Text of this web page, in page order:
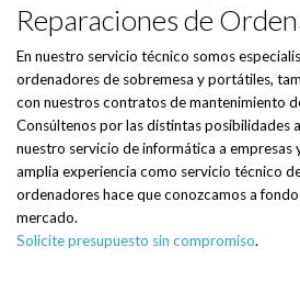
Reparaciones de
En nuestro servicio técnico somos
ordenadores de sobremesa y portátiles,
con nuestros contratos de mantenimiento
Consúltenos por las distintas posibilidades
nuestro servicio de informática a empresas
amplia experiencia como servicio técnico
ordenadores hace que conozcamos a
mercado.
Solicite presupuesto sin compromiso.